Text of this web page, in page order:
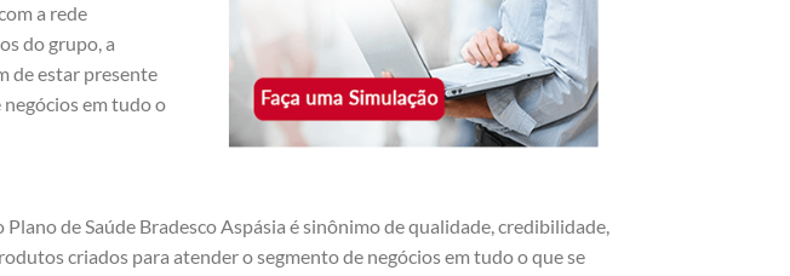
a rede
do grupo, a
de estar presente
em tudo o
de Saúde Bradesco Aspásia é sinônimo de qualidade, credibilidade,
criados para atender o segmento de negócios em tudo o que se